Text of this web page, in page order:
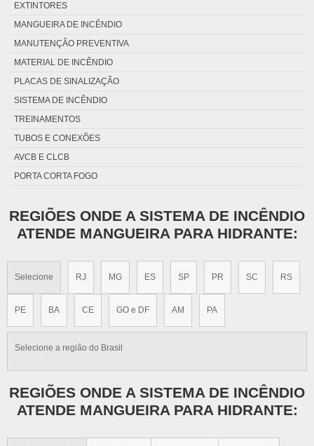
EXTINTORES
MANGUEIRA DE INCÊNDIO
MANUTENÇÃO PREVENTIVA
MATERIAL DE INCÊNDIO
PLACAS DE SINALIZAÇÃO
SISTEMA DE INCÊNDIO
TREINAMENTOS
TUBOS E CONEXÕES
AVCB E CLCB
PORTA CORTA FOGO
REGIÕES ONDE A SISTEMA DE INCÊNDIO
ATENDE MANGUEIRA PARA HIDRANTE:
Selecione RJ MG ES SP PR SC RS
PE BA CE GO e DF AM PA
Selecione a região do Brasil
REGIÕES ONDE A SISTEMA DE INCÊNDIO
ATENDE MANGUEIRA PARA HIDRANTE: